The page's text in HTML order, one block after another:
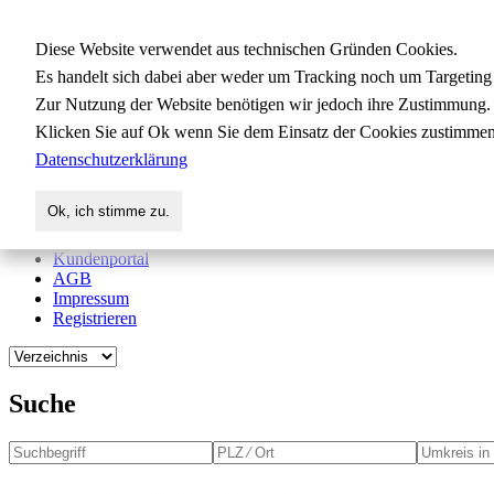
Gewerbedatenbank.org
für Handwerk, Dienstleistung,
Verzeichnis
Kundenportal
AGB
Impressum
Registrieren
Suche
Diese Website verwendet aus technischen Gründen Cookies.
Es handelt sich dabei aber weder um Tracking noch um
Zur Nutzung der Website benötigen wir jedoch ihre Zustimmung.
Klicken Sie auf Ok wenn Sie dem Einsatz der Cookies
Datenschutzerklärung
Ok, ich stimme zu.